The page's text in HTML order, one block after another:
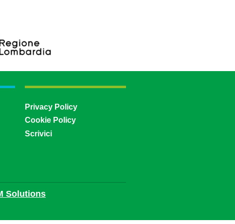
Privacy Policy
Cookie Policy
Scrivici
Solutions